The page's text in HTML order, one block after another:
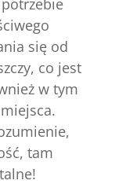
się od
co jest
w tym
tam